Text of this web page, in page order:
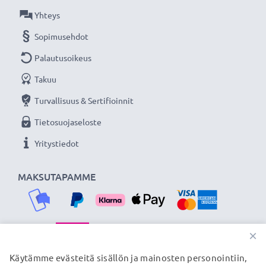
verkkokauppa, joka tarjoaa laadukkaita tuotteita, ja
siksi tarjoamme 36 kuukauden takuun!
MAKSUTAPAMME
Yhteys
Sopimusehdot
Palautusoikeus
Takuu
Turvallisuus & Sertifioinnit
Tietosuojaseloste
Yritystiedot
TOIMITUSKUMPPANIMME
×
Käytämme evästeitä sisällön ja mainosten personointiin,